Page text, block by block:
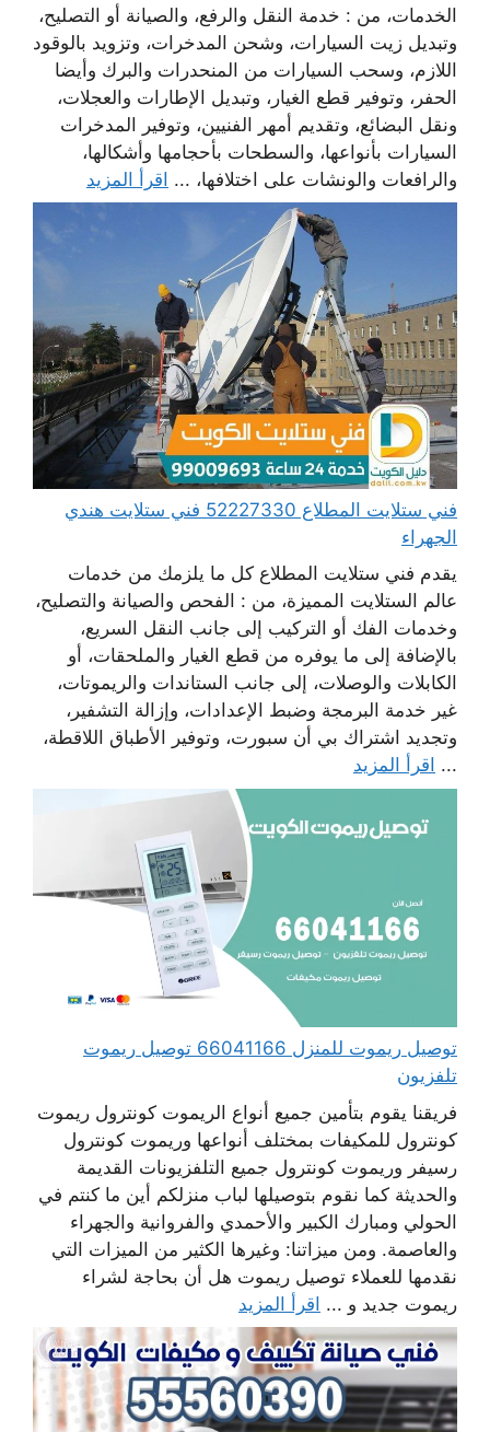
الخدمات، من : خدمة النقل والرفع، والصيانة أو التصليح،
وتبديل زيت السيارات، وشحن المدخرات، وتزويد بالوقود
اللازم، وسحب السيارات من المنحدرات والبرك وأيضا
الحفر، وتوفير قطع الغيار، وتبديل الإطارات والعجلات،
ونقل البضائع، وتقديم أمهر الفنيين، وتوفير المدخرات
السيارات بأنواعها، والسطحات بأحجامها وأشكالها،
والرافعات والونشات على اختلافها، ... اقرأ المزيد
فني ستلايت المطلاع 52227330 فني ستلايت هندي
الجهراء
يقدم فني ستلايت المطلاع كل ما يلزمك من خدمات
عالم الستلايت المميزة، من : الفحص والصيانة والتصليح،
وخدمات الفك أو التركيب إلى جانب النقل السريع،
بالإضافة إلى ما يوفره من قطع الغيار والملحقات، أو
الكابلات والوصلات، إلى جانب الستاندات والريموتات،
غير خدمة البرمجة وضبط الإعدادات، وإزالة التشفير،
وتجديد اشتراك بي أن سبورت، وتوفير الأطباق اللاقطة،
... اقرأ المزيد
توصيل ريموت للمنزل 66041166 توصيل ريموت
تلفزيون
فريقنا يقوم بتأمين جميع أنواع الريموت كونترول ريموت
كونترول للمكيفات بمختلف أنواعها وريموت كونترول
رسيفر وريموت كونترول جميع التلفزيونات القديمة
والحديثة كما نقوم بتوصيلها لباب منزلكم أين ما كنتم في
الحولي ومبارك الكبير والأحمدي والفروانية والجهراء
والعاصمة. ومن ميزاتنا: وغيرها الكثير من الميزات التي
نقدمها للعملاء توصيل ريموت هل أن بحاجة لشراء
ريموت جديد و ... اقرأ المزيد